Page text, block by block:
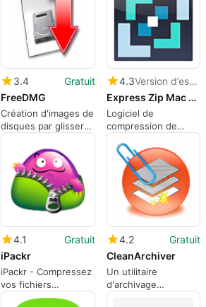
3.4
Gratuit
FreeDMG
Création d'images de
disques par glisser-
déposer à la volée
4.3
Version d’essai
Express Zip Mac Compression Software
Logiciel de
compression de
fichiers Express Zip
Mac
4.1
Gratuit
iPackr
iPackr - Compressez
vos fichiers
gratuitement
4.2
Gratuit
CleanArchiver
Un utilitaire
d'archivage
astucieux